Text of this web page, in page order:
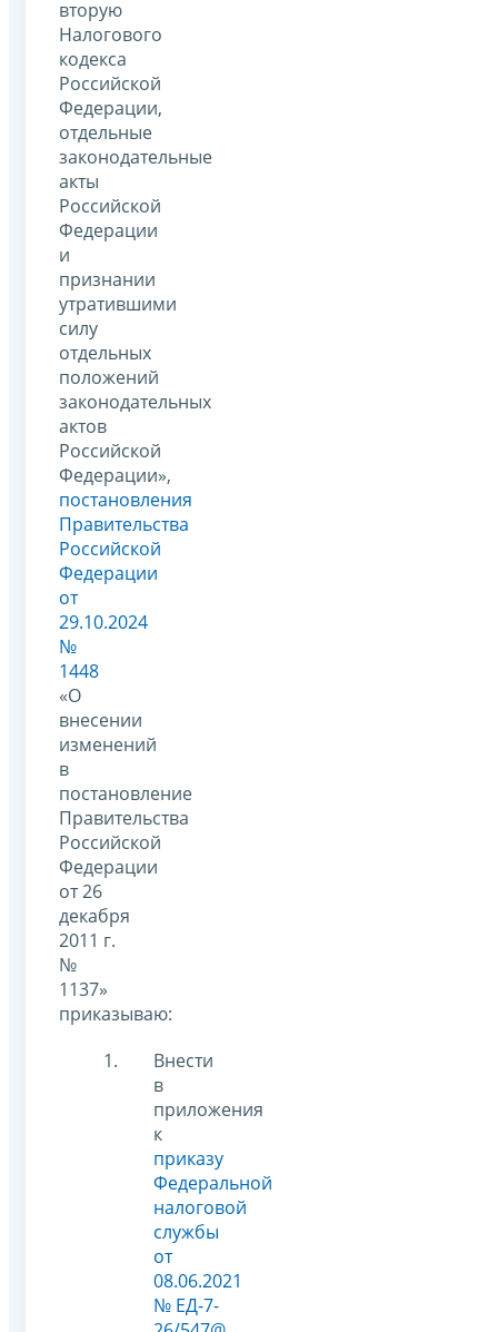
вторую
Налогового
кодекса
Российской
Федерации,
отдельные
законодательные
акты
Российской
Федерации
и
признании
утратившими
силу
отдельных
положений
законодательных
актов
Российской
Федерации»,
постановления
Правительства
Российской
Федерации
от
29.10.2024
№
1448
«О
внесении
изменений
в
постановление
Правительства
Российской
Федерации
от 26
декабря
2011 г.
№
1137»
приказываю:
Внести
в
приложения
к
приказу
Федеральной
налоговой
службы
от
08.06.2021
№ ЕД-7-